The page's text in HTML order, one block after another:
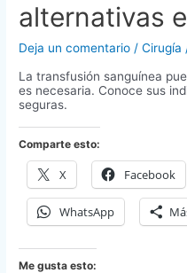
alternativas
Deja un comentario /Cirugía
La transfusión sanguínea
es necesaria. Conoce sus
seguras.
Comparte esto:
X Facebook
WhatsApp
Me gusta esto: